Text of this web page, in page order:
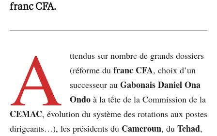
franc CFA.
A
ttendus sur nombre de grands dossiers
(réforme dufranc CFA, choix d’un
successeur auGabonais Daniel Ona
Ondo à la tête de la Commission de la
CEMAC, évolution du système des rotations aux postes
dirigeants…), les présidents du Cameroun, du Tchad,